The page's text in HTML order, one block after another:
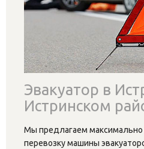
Эвакуатор в
Истринском
Мы предлагаем максимально
перевозку машины